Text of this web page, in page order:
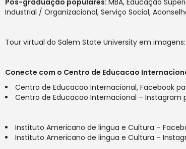
Pós-graduação populares: MBA, Educação
Industrial / Organizacional, Serviço Social,
Tour virtual do Salem State University em imagens:
Conecte com o Centro de Educacao
Centro de Educacao Internacional, Facebook
Centro de Educacao Internacional – Instagram
Instituto Americano de lingua e Cultura –
Instituto Americano de lingua e Cultura –